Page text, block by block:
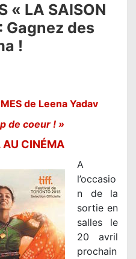
« LA SAISON
Gagnez des
!
de Leena Yadav
de coeur ! »
AU CINÉMA
A
l’occasio
n de la
sortie en
salles le
20 avril
prochain